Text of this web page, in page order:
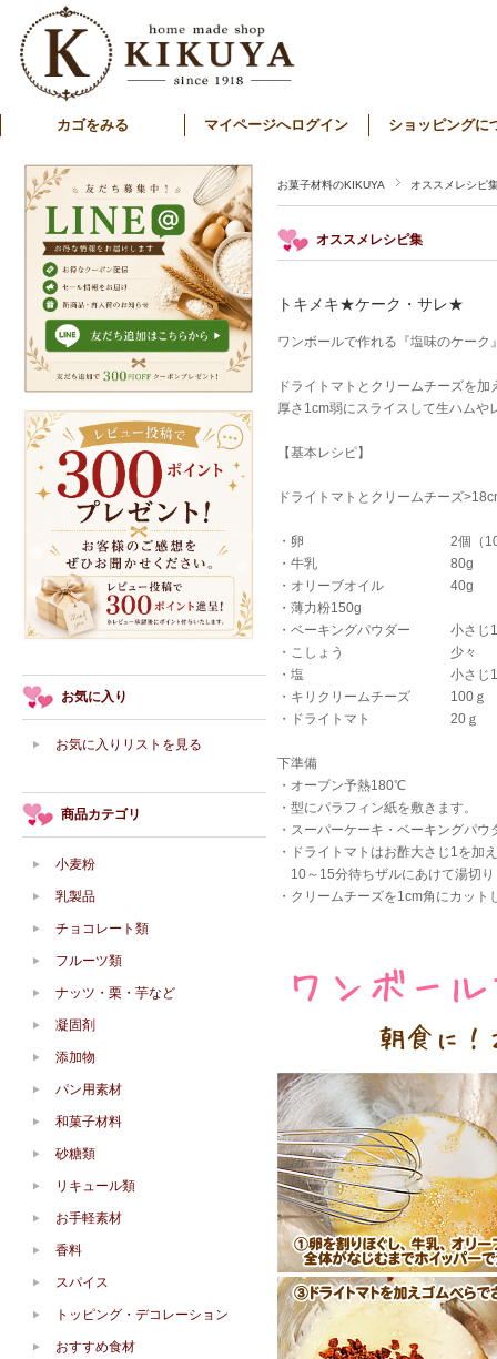
カゴをみる マイページへログイン ショッピングに
お菓子材料のKIKUYA オススメレシピ
オススメレシピ集
トキメキ★ケーク・サレ★
ワンボールで作れる『塩味のケー
ドライトマトとクリームチーズを
厚さ1cm弱にスライスして生ハム
【基本レシピ】
ドライトマトとクリームチーズ
・卵 2個（
・牛乳 80g
・オリーブオイル 40g
・薄力粉150g
・ベーキングパウダー 小さじ1
・こしょう 少々
・塩 小さじ1/
・キリクリームチーズ 100ｇ
・ドライトマト 20ｇ
下準備
・オーブン予熱180℃
・型にパラフィン紙を敷きます。
・スーパーケーキ・ベーキングパ
・ドライトマトはお酢大さじ1を加
10～15分待ちザルにあけて湯切
・クリームチーズを1cm角にカット
お気に入り
お気に入りリストを見る
商品カテゴリ
小麦粉
乳製品
チョコレート類
フルーツ類
ナッツ・栗・芋など
凝固剤
添加物
パン用素材
和菓子材料
砂糖類
リキュール類
お手軽素材
香料
スパイス
トッピング・デコレーション
おすすめ食材